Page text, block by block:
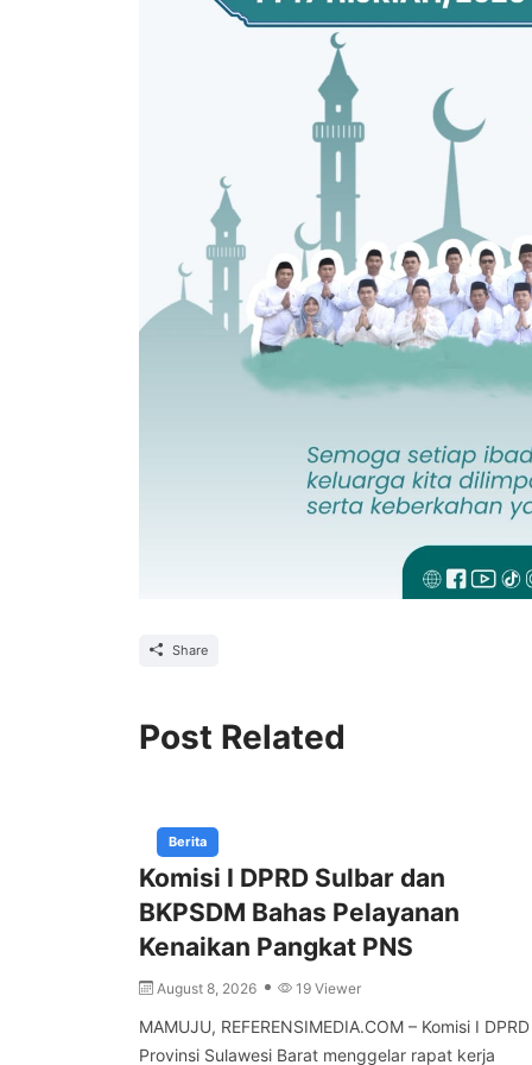
Share
Post Related
Berita
Komisi I DPRD Sulbar dan
BKPSDM Bahas Pelayanan
Kenaikan Pangkat PNS
August 8, 2026 19 Viewer
MAMUJU, REFERENSIMEDIA.COM – Komisi I DPRD
Provinsi Sulawesi Barat menggelar rapat kerja